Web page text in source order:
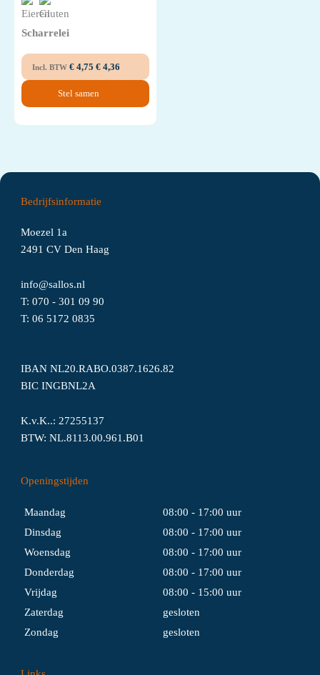
Scharrelei
Incl. BTW € 4,75 € 4,36
Stel samen
Bedrijfsinformatie
Moezel 1a
2491 CV Den Haag
info@sallos.nl
T:070 - 301 09 90
T:0651720835
IBAN NL20.RABO.0387.1626.82
BIC INGBNL2A
K.v.K..: 27255137
BTW: NL.8113.00.961.B01
Openingstijden
Maandag
08:00 - 17:00 uur
Dinsdag
08:00 - 17:00 uur
Woensdag
08:00 - 17:00 uur
Donderdag
08:00 - 17:00 uur
Vrijdag
08:00 - 15:00 uur
Zaterdag
gesloten
Zondag
gesloten